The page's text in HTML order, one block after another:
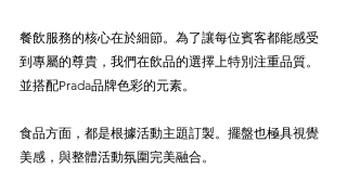
餐飲服務的核心在於細節。為了讓每位賓客都能感受
到專屬的尊貴，我們在飲品的選擇上特別注重品質。
並搭配Prada品牌色彩的元素。
食品方面，都是根據活動主題訂製。擺盤也極具視覺
美感，與整體活動氛圍完美融合。